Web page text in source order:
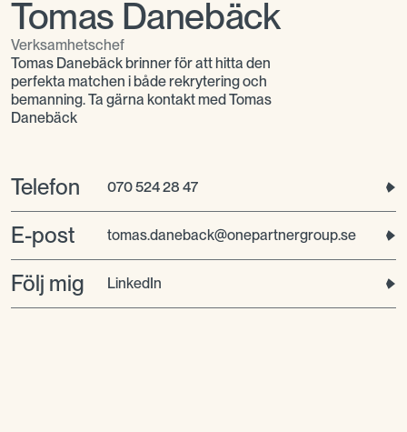
Tomas Danebäck
Verksamhetschef
Tomas Danebäck brinner för att hitta den
perfekta matchen i både rekrytering och
bemanning. Ta gärna kontakt med Tomas
Danebäck
Telefon 070 524 28 47
E-post tomas.daneback@onepartnergroup.se
Följ mig LinkedIn